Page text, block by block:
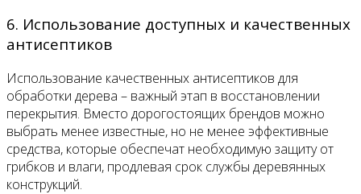
6. Использование доступных и качественных
антисептиков
Использование качественных антисептиков для
обработки дерева – важный этап в восстановлении
перекрытия. Вместо дорогостоящих брендов можно
выбрать менее известные, но не менее эффективные
средства, которые обеспечат необходимую защиту от
грибков и влаги, продлевая срок службы деревянных
конструкций.